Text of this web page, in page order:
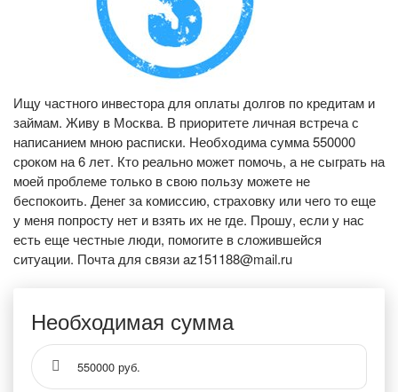
Ищу частного инвестора для оплаты долгов по кредитам и
займам. Живу в Москва. В приоритете личная встреча с
написанием мною расписки. Необходима сумма 550000
сроком на 6 лет. Кто реально может помочь, а не сыграть на
моей проблеме только в свою пользу можете не
беспокоить. Денег за комиссию, страховку или чего то еще
у меня попросту нет и взять их не где. Прошу, если у нас
есть еще честные люди, помогите в сложившейся
ситуации. Почта для связи az151188@mail.ru
Необходимая сумма
550000 руб.